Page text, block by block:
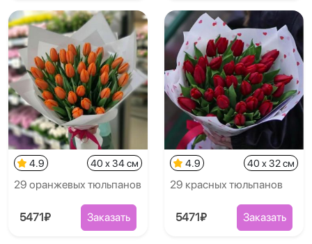
4.9 40 x 34 см
29 оранжевых тюльпанов
5471₽ Заказать
4.9 40 x 32 см
29 красных тюльпанов
5471₽ Заказать